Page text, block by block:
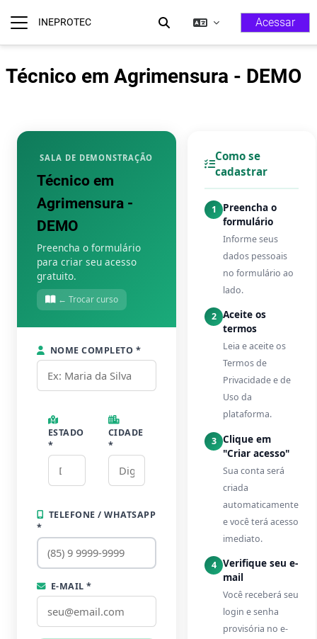
INEPROTEC
Alternar Entrada De Pesquisa
Acessar
Técnico em Agrimensura - DEMO
SALA DE DEMONSTRAÇÃO
Técnico em
Agrimensura -
DEMO
Preencha o formulário
para criar seu acesso
gratuito.
← Trocar curso
NOME COMPLETO *
ESTADO
*
CIDADE
*
TELEFONE / WHATSAPP
*
E-MAIL *
Como se
cadastrar
1
Preencha o
formulário
Informe seus
dados pessoais
no formulário ao
lado.
2 Aceite os
termos
Leia e aceite os
Termos de
Privacidade e de
Uso da
plataforma.
3 Clique em
"Criar acesso"
Sua conta será
criada
automaticamente
e você terá acesso
imediato.
4 Verifique seu e-
mail
Você receberá seu
login e senha
provisória no e-